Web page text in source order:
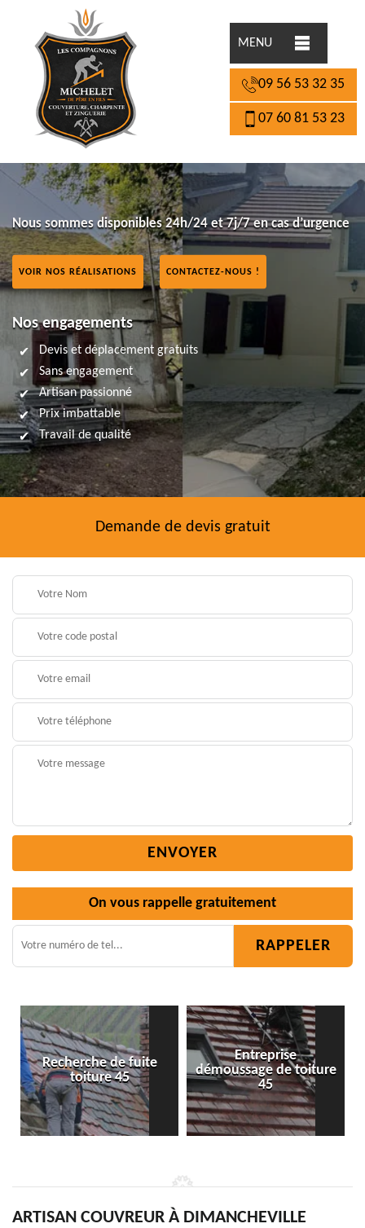
MENU
09 56 53 32 35
07 60 81 53 23
Nous sommes disponibles 24h/24 et 7j/7 en cas d’urgence
VOIR NOS RÉALISATIONS CONTACTEZ-NOUS !
Nos engagements
Devis et déplacement gratuits
Sans engagement
Artisan passionné
Prix imbattable
Travail de qualité
Demande de devis gratuit
On vous rappelle gratuitement
Entreprise
démoussage de toiture
45
Isolation toiture 45
ARTISAN COUVREUR À DIMANCHEVILLE